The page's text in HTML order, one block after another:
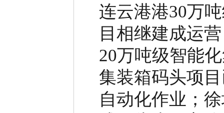
连云港港30万
目相继建成运
20万吨级智能
集装箱码头项
自动化作业；